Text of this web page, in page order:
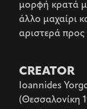
μορφή κρατά
άλλο μαχαίρι
αριστερά προς
CREATOR
Ioannides
(Θεσσαλονίκη